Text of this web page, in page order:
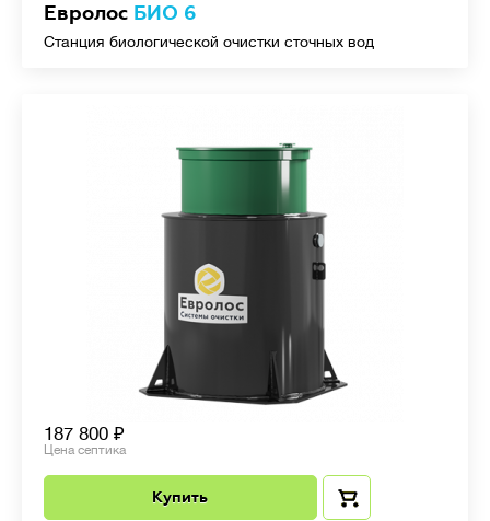
Евролос БИО 6
Станция биологической очистки сточных вод
187 800
Цена септика
Купить